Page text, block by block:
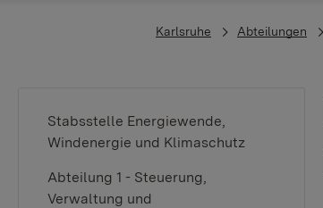
You are here:
Karlsruhe Abteilungen
Stabsstelle Energiewende,
Windenergie und Klimaschutz
Abteilung 1 - Steuerung,
Verwaltung und